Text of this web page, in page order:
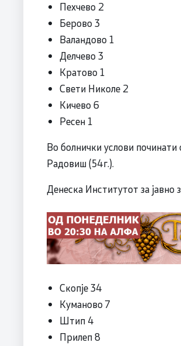
Пехчево 2
Берово 3
Валандово 1
Делчево 3
Кратово 1
Свети Николе 2
Кичево 6
Ресен 1
Во болнички услови починати
Радовиш (54г.).
Денеска Институтот за јавно
Скопје 34
Куманово 7
Штип 4
Прилеп 8